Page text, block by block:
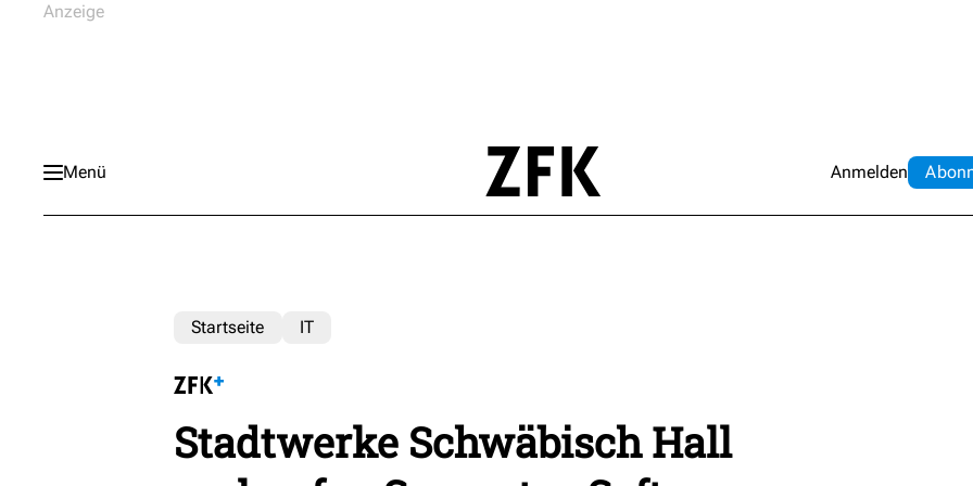
Menü Anmelden Abo
Startseite IT
Stadtwerke Schwäbisch Hall